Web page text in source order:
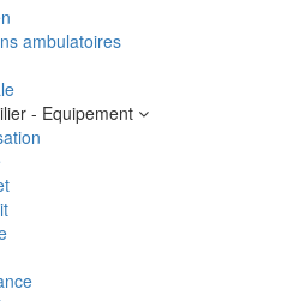
ambulatoires
- Equipement